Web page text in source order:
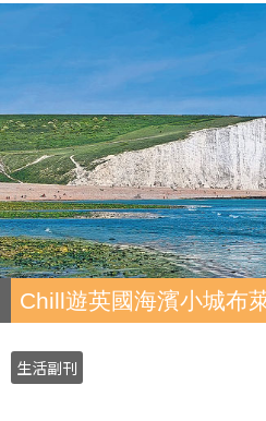
Chill遊英國海濱小城布
生活副刊